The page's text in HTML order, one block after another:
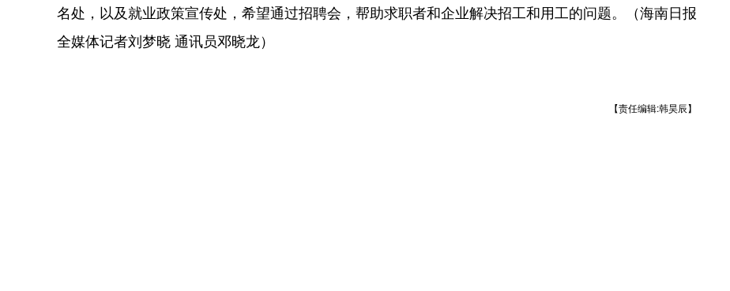
名处，以及就业政策宣传处，希望通过招聘会，帮助求职者和企业解决招工和用工的问题。（海南日报
全媒体记者刘梦晓 通讯员邓晓龙）
【责任编辑:韩昊辰】